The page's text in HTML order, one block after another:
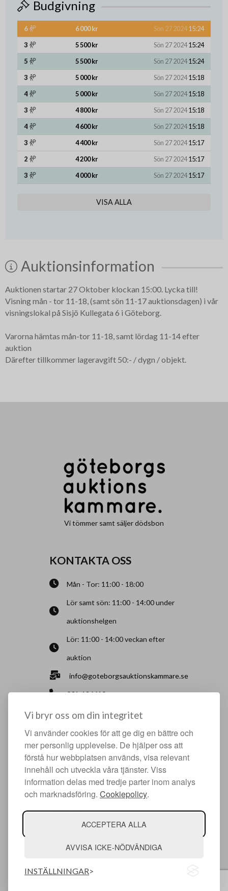
Vi bryr oss om din integritet
Vi använder cookies för att ge dig en bättre och
mer personlig upplevelse. De hjälper oss att
förstå hur webbplatsen används, visa relevant
innehåll och utveckla våra tjänster. Viss
information delas med tredje parter inom analys
och marknadsföring. Cookiepolicy.
ACCEPTERA ALLA
AVVISA ICKE-NÖDVÄNDIGA
INSTÄLLNINGAR
Budgivning
6 6 000 kr Sön 27 202415:24
3
5 500 kr Sön 27 202415:24
5
5 500 kr Sön 27 202415:24
3
5 000 kr Sön 27 202415:18
4
5 000 kr Sön 27 202415:18
3
4 800 kr Sön 27 202415:18
4
4 600 kr Sön 27 202415:18
3
4 400 kr Sön 27 202415:17
2
4 200 kr Sön 27 202415:17
3
4 000 kr Sön 27 202415:17
VISA ALLA
Auktionsinformation
Auktionen startar 27 Oktober klockan 15:00. Lycka till!
Visning mån - tor 11-18, (samt sön 11-17 auktionsdagen) i vår
visningslokal på Sisjö Kullegata 6 i Göteborg.
Varorna hämtas mån-tor 11-18, samt lördag 11-14 efter
auktion
Därefter tillkommer lageravgift 50:- / dygn / objekt.
Vi tömmer samt säljer dödsbon
KONTAKTA OSS
Mån - Tor: 11:00 - 18:00
Lör samt sön: 11:00 - 14:00 under
auktionshelgen
Lör: 11:00 - 14:00 veckan efter
auktion
info@goteborgsauktionskammare.se
031-126610
Sisjö Kullegata 6, 436 32 Askim
HJÄLPFULLA SIDOR
Något du vill sälja?
Att köpa hos oss
Om oss
Facebook
Instagram
© Argonova Auktionsplattform 2026